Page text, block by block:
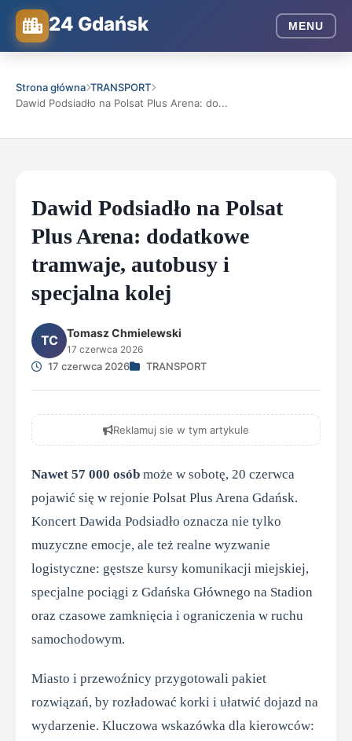
24 Gdańsk MENU
Strona główna TRANSPORT
Dawid Podsiadło na Polsat Plus Arena: do...
Dawid Podsiadło na Polsat
Plus Arena: dodatkowe
tramwaje, autobusy i
specjalna kolej
TC Tomasz Chmielewski
17 czerwca 2026
17 czerwca 2026 TRANSPORT
Reklamuj sie w tym artykule
Nawet 57 000 osób może w sobotę, 20 czerwca
pojawić się w rejonie Polsat Plus Arena Gdańsk.
Koncert Dawida Podsiadło oznacza nie tylko
muzyczne emocje, ale też realne wyzwanie
logistyczne: gęstsze kursy komunikacji miejskiej,
specjalne pociągi z Gdańska Głównego na Stadion
oraz czasowe zamknięcia i ograniczenia w ruchu
samochodowym.
Miasto i przewoźnicy przygotowali pakiet
rozwiązań, by rozładować korki i ułatwić dojazd na
wydarzenie. Kluczowa wskazówka dla kierowców: